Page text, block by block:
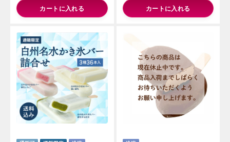
【通販】果実食感バー詰合せ4
種24本入 (送料込み)ドライアイ
ス付き
￥2,802 税込 ￥3,026
カートに入れる
【通販】糖質カットアイスセッ
ト3種16個入（送料込み）ドラ
イアイス付き
￥3,525 税込 ￥3,806
カートに入れる